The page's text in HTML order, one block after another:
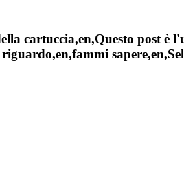
cartuccia,en,Questo post